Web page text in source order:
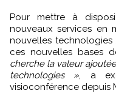
Pour mettre à
nouveaux services en
nouvelles
ces nouvelles bases
cherche la valeur
technologies », a
visioconférence depuis